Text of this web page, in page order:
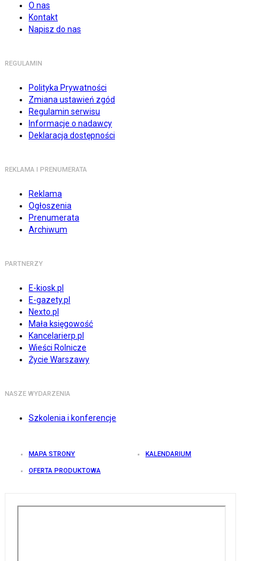
O nas
Kontakt
Napisz do nas
REGULAMIN
Polityka Prywatności
Zmiana ustawień zgód
Regulamin serwisu
Informacje o nadawcy
Deklaracja dostępności
REKLAMA I PRENUMERATA
Reklama
Ogłoszenia
Prenumerata
Archiwum
PARTNERZY
E-kiosk.pl
E-gazety.pl
Nexto.pl
Mała księgowość
Kancelarierp.pl
Wieści Rolnicze
Życie Warszawy
NASZE WYDARZENIA
Szkolenia i konferencje
MAPA STRONY KALENDARIUM
OFERTA PRODUKTOWA